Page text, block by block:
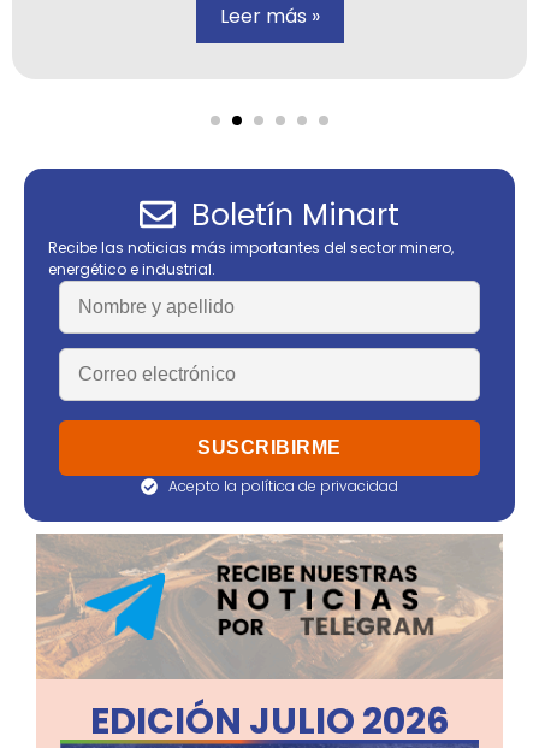
Leer más »
Boletín Minart
Recibe las noticias más importantes del sector minero,
energético e industrial.
Acepto la política de privacidad
EDICIÓN JULIO 2026